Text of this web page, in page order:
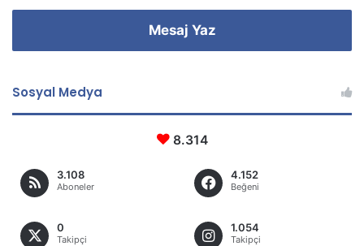
Mesaj Yaz
Sosyal Medya
8.314
3.108
Aboneler
4.152
Beğeni
0
Takipçi
1.054
Takipçi